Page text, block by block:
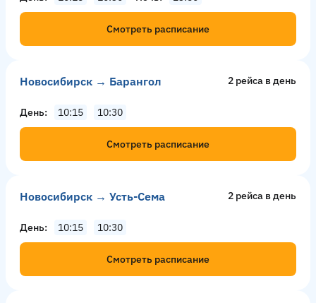
Смотреть расписание
Новосибирск → Барангол 2 рейсa в день
День 10:15 10:30
Смотреть расписание
Новосибирск → Усть-Сема 2 рейсa в день
День 10:15 10:30
Смотреть расписание